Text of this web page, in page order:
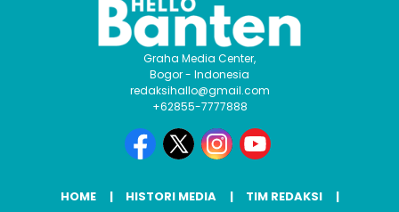
Graha Media Center,
Bogor - Indonesia
redaksihallo@gmail.com
+62855-7777888
HOME HISTORI MEDIA
TIM REDAKSI